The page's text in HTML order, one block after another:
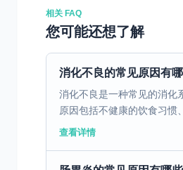
相关 FAQ
您可能还想了解
消化不良的常见原因有
消化不良是一种常见的消化
原因包括不健康的饮食习惯
的疾病。不健康的饮食习惯
查看详情